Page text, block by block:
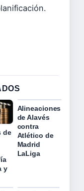
de
y
Alineaciones
de Alavés
contra
Atlético de
Madrid
LaLiga